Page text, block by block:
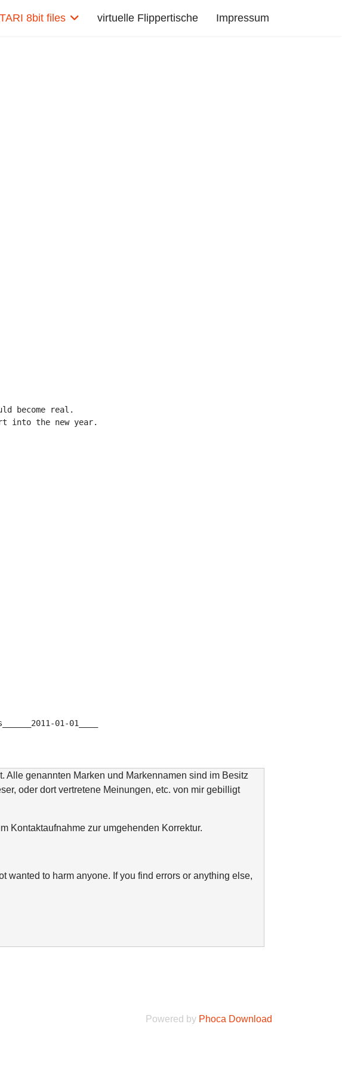
8bit files virtuelle Flippertische Impressum
become real.
the new year.
01-01____
genannten Marken und Markennamen sind im Besitz
oder dort vertretene Meinungen, etc. von mir gebilligt
Kontaktaufnahme zur umgehenden Korrektur.
wanted to harm anyone. If you find errors or anything else,
Powered by Phoca Download